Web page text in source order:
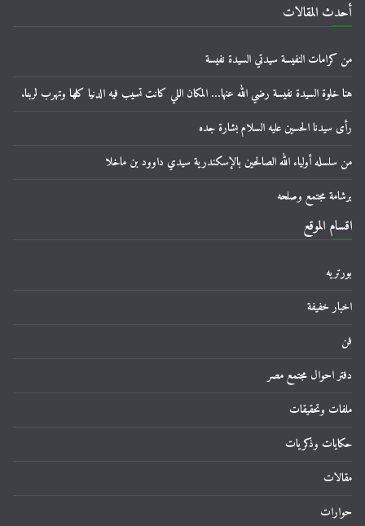
أحدث المقالات
من كرامات النفيسة سيدتي السيدة نفيسة
هنا خلوة السيدة نفيسة رضي الله عنها… المكان اللي كانت تسيب فيه الدنيا كلها وتهرب لربنا.
رأى سيدنا الحسين عليه السلام بشارة جده
من سلسله أولياء الله الصالحين بالإسكندرية سيدي داوود بن ماخلا
برشامة مجتمع وصلحه
اقسام الموقع
بورتريه
اخبار خفيفة
فن
دفتر احوال مجتمع مصر
ملفات وتحقيقات
حكايات وذكريات
مقالات
حوارات